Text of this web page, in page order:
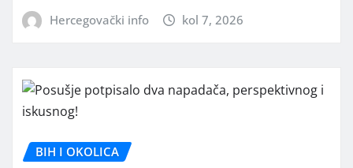
Hercegovački info kol 7, 2026
BIH I OKOLICA